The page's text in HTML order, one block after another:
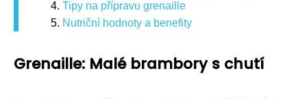
Tipy na přípravu grenaille
Nutriční hodnoty a benefity
Grenaille: Malé brambory s chutí